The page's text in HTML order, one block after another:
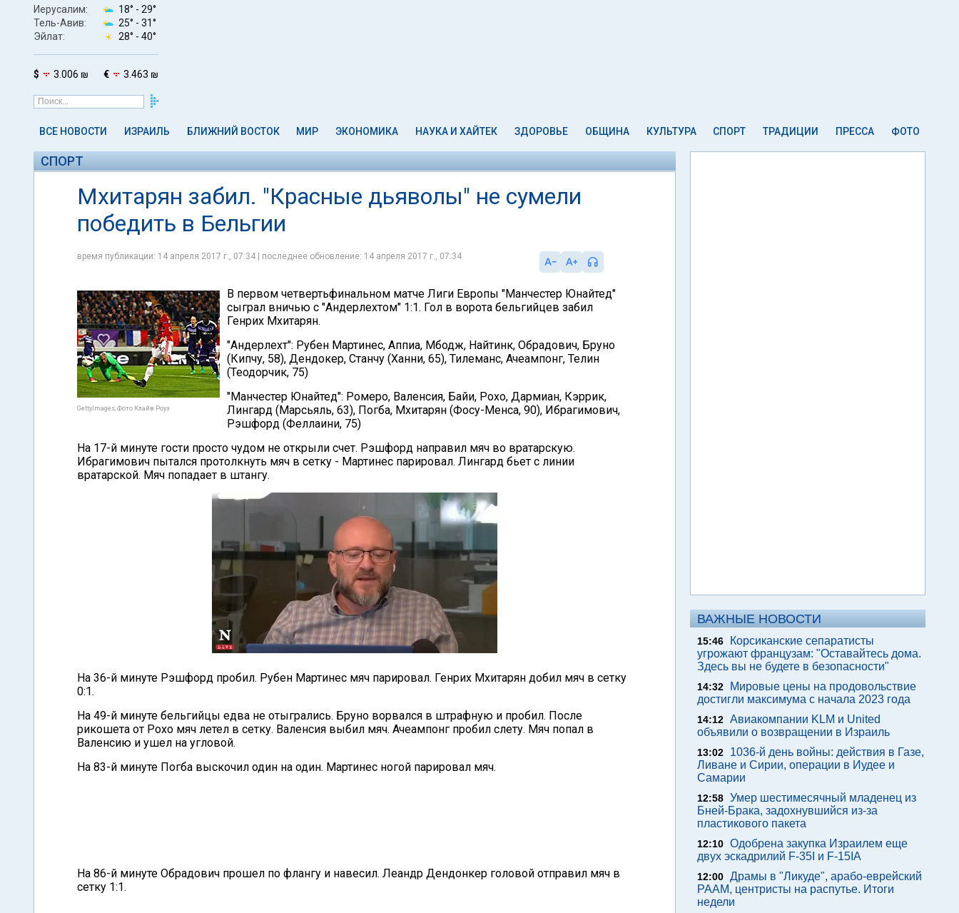
Иерусалим: 18° - 29°
Тель-Авив:
25° - 31°
Эйлат:
28° - 40°
$ 3.006 ₪ € 3.463 ₪
ВСЕ НОВОСТИ ИЗРАИЛЬ БЛИЖНИЙ ВОСТОК МИР ЭКОНОМИКА НАУКА И ХАЙТЕК ЗДОРОВЬЕ ОБЩИНА КУЛЬТУРА СПОРТ ТРАДИЦИИ ПРЕССА ФОТО
СПОРТ
Мхитарян забил. "Красные дьяволы" не сумели
победить в Бельгии
время публикации: 14 апреля 2017 г., 07:34 | последнее обновление: 14 апреля 2017 г., 07:34
GettyImages, Фото Клайв Роуз
В первом четвертьфинальном матче Лиги Европы "Манчестер Юнайтед"
сыграл вничью с "Андерлехтом" 1:1. Гол в ворота бельгийцев забил
Генрих Мхитарян.
"Андерлехт": Рубен Мартинес, Аппиа, Мбодж, Найтинк, Обрадович, Бруно
(Кипчу, 58), Дендокер, Станчу (Ханни, 65), Тилеманс, Ачеампонг, Телин
(Теодорчик, 75)
"Манчестер Юнайтед": Ромеро, Валенсия, Байи, Рохо, Дармиан, Кэррик,
Лингард (Марсьяль, 63), Погба, Мхитарян (Фосу-Менса, 90), Ибрагимович,
Рэшфорд (Феллаини, 75)
На 17-й минуте гости просто чудом не открыли счет. Рэшфорд направил мяч во вратарскую.
Ибрагимович пытался протолкнуть мяч в сетку - Мартинес парировал. Лингард бьет с линии
вратарской. Мяч попадает в штангу.
На 36-й минуте Рэшфорд пробил. Рубен Мартинес мяч парировал. Генрих Мхитарян добил мяч в сетку
0:1.
На 49-й минуте бельгийцы едва не отыгрались. Бруно ворвался в штрафную и пробил. После
рикошета от Рохо мяч летел в сетку. Валенсия выбил мяч. Ачеампонг пробил слету. Мяч попал в
Валенсию и ушел на угловой.
На 83-й минуте Погба выскочил один на один. Мартинес ногой парировал мяч.
На 86-й минуте Обрадович прошел по флангу и навесил. Леандр Дендонкер головой отправил мяч в
сетку 1:1.
ВАЖНЫЕ НОВОСТИ
15:46
Корсиканские сепаратисты
угрожают французам: "Оставайтесь дома.
Здесь вы не будете в безопасности"
14:32
Мировые цены на продовольствие
достигли максимума с начала 2023 года
14:12 Авиакомпании KLM и United
объявили о возвращении в Израиль
13:02
1036-й день войны: действия в Газе,
Ливане и Сирии, операции в Иудее и
Самарии
12:58 Умер шестимесячный младенец из
Бней-Брака, задохнувшийся из-за
пластикового пакета
12:10 Одобрена закупка Израилем еще
двух эскадрилий F-35I и F-15IA
12:00 Драмы в "Ликуде", арабо-еврейский
РААМ, центристы на распутье. Итоги
недели